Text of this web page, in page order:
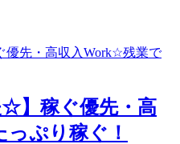
☆】稼ぐ優先・高
ぷり稼ぐ！